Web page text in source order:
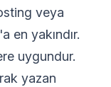
veya
en yakındır.
uygundur.
yazan